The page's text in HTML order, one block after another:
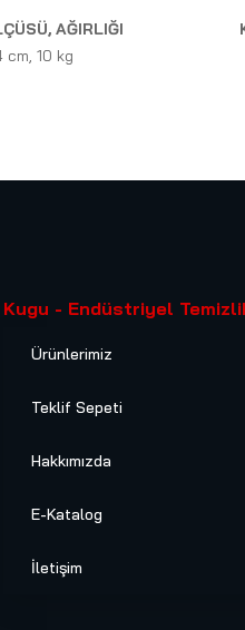
AĞIRLIĞI
10 kg
Kugu - Endüstriyel
Ürünlerimiz
Teklif Sepeti
Hakkımızda
E-Katalog
İletişim